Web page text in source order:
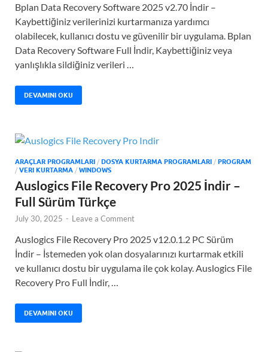
Bplan Data Recovery Software 2025 v2.70 İndir –
Kaybettiğiniz verilerinizi kurtarmanıza yardımcı
olabilecek, kullanıcı dostu ve güvenilir bir uygulama. Bplan
Data Recovery Software Full İndir, Kaybettiğiniz veya
yanlışlıkla sildiğiniz verileri …
DEVAMINI OKU
ARAÇLAR PROGRAMLARI / DOSYA KURTARMA PROGRAMLARI / PROGRAM
/ VERI KURTARMA / WINDOWS
Auslogics File Recovery Pro 2025 İndir –
Full Sürüm Türkçe
July 30, 2025 - Leave a Comment
Auslogics File Recovery Pro 2025 v12.0.1.2 PC Sürüm
İndir – İstemeden yok olan dosyalarınızı kurtarmak etkili
ve kullanıcı dostu bir uygulama ile çok kolay. Auslogics File
Recovery Pro Full İndir, …
DEVAMINI OKU